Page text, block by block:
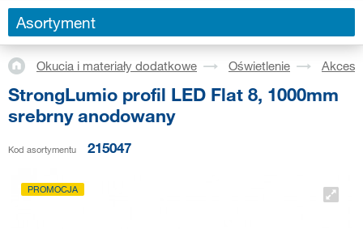
Asortyment
Okucia i materiały dodatkowe Oświetlenie
StrongLumio profil LED Flat 8, 1000mm
srebrny anodowany
Kod asortymentu 215047
PROMOCJA